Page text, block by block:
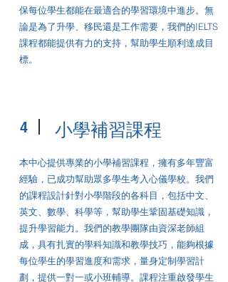
保每位學生都能在最適合的學習環境中進步。無
論是為了升學、移民還是工作需要，我們的IELTS
課程都能提供有力的支持，幫助學生順利達成目
標。
4 小學補習課程
本中心提供專業的小學補習課程，擁有多年豐富
經驗，已成功幫助眾多學生考入心儀學校。我們
的課程設計針對小學階段的各科目，包括中文、
英文、數學、科學等，幫助學生鞏固基礎知識，
提升學習能力。我們的教學團隊由資深老師組
成，具有扎實的學科知識和教學技巧，能夠根據
每位學生的學習進度和需求，量身定制學習計
劃，提供一對一或小班輔導。課程注重啟發學生